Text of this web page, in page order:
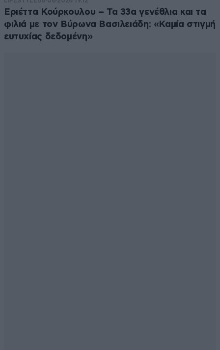
Εριέττα Κούρκουλου – Τα 33α γενέθλια και τα
φιλιά με τον Βύρωνα Βασιλειάδη: «Καμία στιγμή
ευτυχίας δεδομένη»